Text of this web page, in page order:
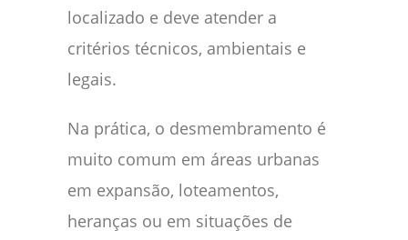
localizado e deve atender a
critérios técnicos, ambientais e
legais.
Na prática, o desmembramento é
muito comum em áreas urbanas
em expansão, loteamentos,
heranças ou em situações de